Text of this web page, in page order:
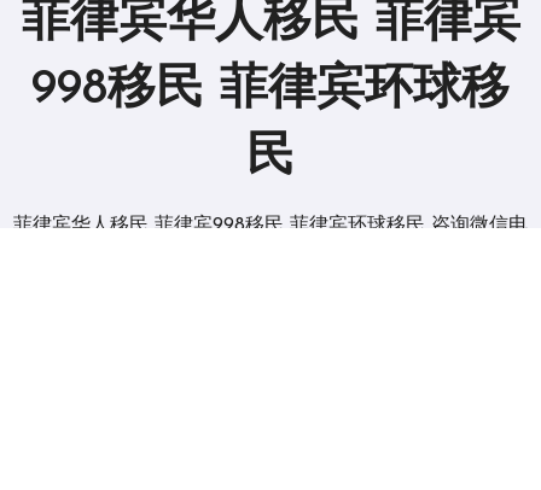
菲律宾华人移民 菲律宾
998移民 菲律宾环球移
民
菲律宾华人移民 菲律宾998移民 菲律宾环球移民 咨询微信电